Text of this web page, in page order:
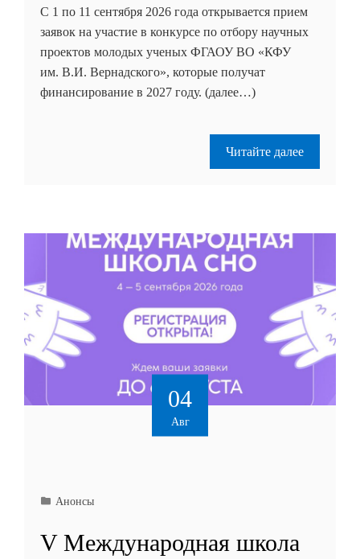
С 1 по 11 сентября 2026 года открывается прием
заявок на участие в конкурсе по отбору научных
проектов молодых ученых ФГАОУ ВО «КФУ
им. В.И. Вернадского», которые получат
финансирование в 2027 году. (далее…)
Читайте далее
04
Авг
Анонсы
V Международная школа